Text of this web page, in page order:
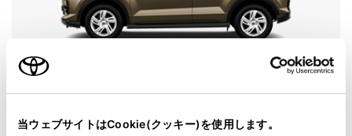
当ウェブサイトはCookie(クッキー)を使用します。
グレード G
カラー ナチュラルベージュマイカメタリック